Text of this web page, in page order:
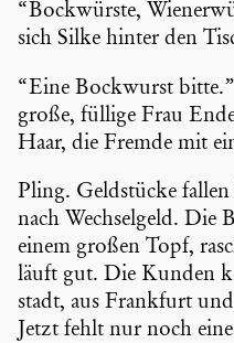
“Bockwürste,
sich Silke hinter den
“Eine Bockwurst
große, füllige Frau
Haar, die Fremde mit
Pling. Geldstücke fallen
nach Wechsel­geld. Die
einem großen Topf,
läuft gut. Die Kunden
stadt, aus Frankfurt
Jetzt fehlt nur noch